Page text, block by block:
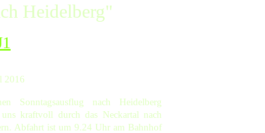
Heidelberg"
2016
Sonntagsausflug nach Heidelberg
kraftvoll durch das Neckartal nach
Abfahrt ist um 9.24 Uhr am Bahnhof